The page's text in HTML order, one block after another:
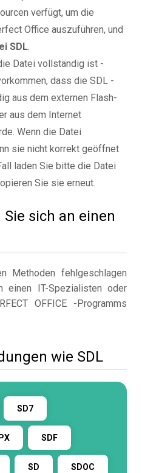
verfügt, um die
Office auszuführen, und
SDL.
Datei vollständig ist -
dass die SDL -
aus dem externen Flash-
aus dem Internet
Wenn die Datei
sie nicht korrekt geöffnet
laden Sie bitte die Datei
Sie sie erneut.
sich an einen
Methoden fehlgeschlagen
einen IT-Spezialisten oder
OFFICE -Programms
wie SDL
SD7
SDF
SD SDOC